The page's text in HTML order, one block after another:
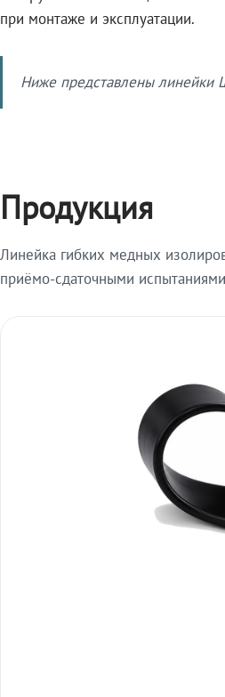
при монтаже и эксплуатации.
Ниже представлены линейки
Продукция
Линейка гибких медных
приёмо-сдаточными